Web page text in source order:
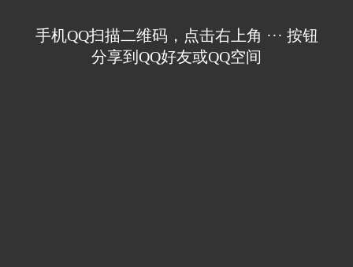
手机QQ扫描二维码，点击右上角 ··· 按钮
分享到QQ好友或QQ空间